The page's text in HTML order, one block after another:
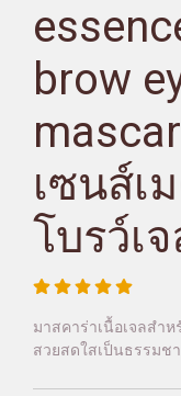
brow
เซนส์เ
โบรว์เ
มาสคาร่าเนื้อเจลสำ
สวยสดใสเป็นธรรมช